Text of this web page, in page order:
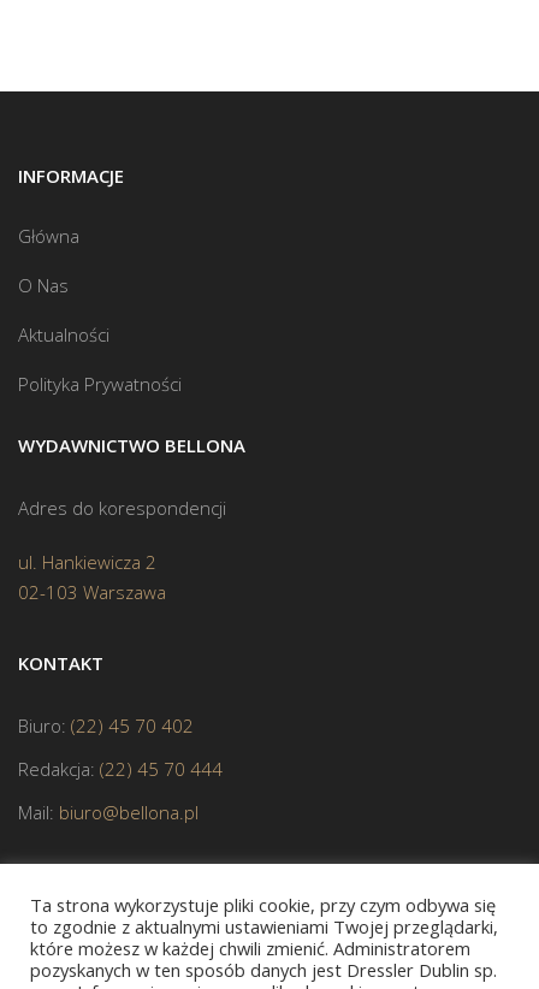
INFORMACJE
Główna
O Nas
Aktualności
Polityka Prywatności
WYDAWNICTWO BELLONA
Adres do korespondencji
ul. Hankiewicza 2
02-103 Warszawa
KONTAKT
Biuro: (22) 45 70 402
Redakcja: (22) 45 70 444
Mail: biuro@bellona.pl
Ta strona wykorzystuje pliki cookie, przy czym odbywa się
to zgodnie z aktualnymi ustawieniami Twojej przeglądarki,
które możesz w każdej chwili zmienić. Administratorem
pozyskanych w ten sposób danych jest Dressler Dublin sp.